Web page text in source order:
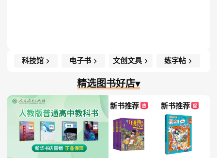
科技馆 电子书 文创文具 练字帖
精选图书好店▾
新书推荐 热 新书推荐 促